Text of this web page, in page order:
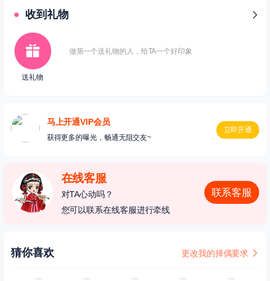
收到礼物
送礼物
做第一个送礼物的人，给TA一个好印象
马上开通VIP会员
获得更多的曝光，畅通无阻交友~
立即开通
在线客服
对TA心动吗？
您可以联系在线客服进行牵线
联系客服
猜你喜欢 更改我的择偶要求